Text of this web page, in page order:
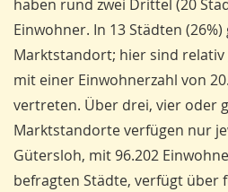
haben rund zwei Drittel (20
Einwohner. In 13 Städten
Marktstandort; hier sind relativ
mit einer Einwohnerzahl von
vertreten. Über drei, vier oder
Marktstandorte verfügen nur
Gütersloh, mit 96.202
befragten Städte, verfügt über